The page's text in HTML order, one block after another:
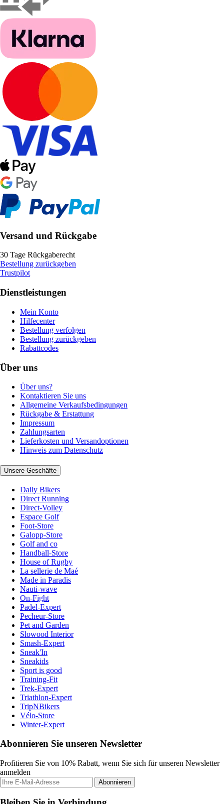
Versand und Rückgabe
30 Tage Rückgaberecht
Bestellung zurückgeben
Trustpilot
Dienstleistungen
Mein Konto
Hilfecenter
Bestellung verfolgen
Bestellung zurückgeben
Rabattcodes
Über uns
Über uns?
Kontaktieren Sie uns
Allgemeine Verkaufsbedingungen
Rückgabe & Erstattung
Impressum
Zahlungsarten
Lieferkosten und Versandoptionen
Hinweis zum Datenschutz
Unsere Geschäfte
Daily Bikers
Direct Running
Direct-Volley
Espace Golf
Foot-Store
Galopp-Store
Golf and co
Handball-Store
House of Rugby
La sellerie de Maé
Made in Paradis
Nauti-wave
On-Fight
Padel-Expert
Pecheur-Store
Pet and Garden
Slowood Interior
Smash-Expert
Sneak'In
Sneakids
Sport is good
Training-Fit
Trek-Expert
Triathlon-Expert
TripNBikers
Vélo-Store
Winter-Expert
Abonnieren Sie unseren Newsletter
Profitieren Sie von 10% Rabatt, wenn Sie sich für unseren Newsletter
anmelden
Abonnieren